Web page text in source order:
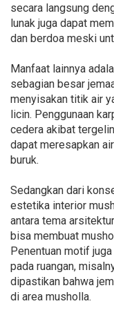
secara langsung
lunak juga dapat
dan berdoa meski
Manfaat lainnya
sebagian besar
menyisakan titik air
licin. Penggunaan
cedera akibat
dapat meresapkan
buruk.
Sedangkan dari
estetika interior
antara tema
bisa membuat
Penentuan motif
pada ruangan,
dipastikan bahwa
di area musholla.